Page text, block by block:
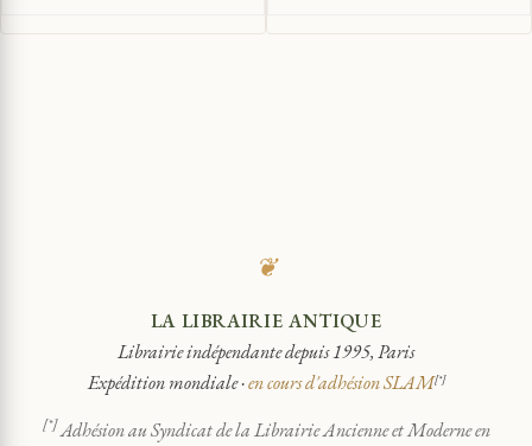
❦
LA LIBRAIRIE ANTIQUE
Librairie indépendante depuis 1995, Paris
Expédition mondiale ·en cours d'adhésion SLAM[*]
[*]Adhésion au Syndicat de la Librairie Ancienne et Moderne en